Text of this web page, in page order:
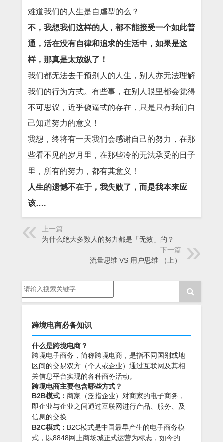
难道我们的人生是自虐型的么？
不，我想我们这样的人，都不能接受一个如此普
通，活在没有自律和追求的生活中，如果是这
样，那真是太放纵了！
我们都无法去干预别人的人生，别人亦无法理解
我们的行为方式。有些事，在别人眼里都会觉得
不可思议，近乎傻逼式的存在，只是只有我们自
己知道努力的意义！
我想，终将有一天我们会感谢自己的努力，在那
些看不见的岁月里，在那些冷的无法承受的日子
里，所有的努力，都有其意义！
人生的遗憾不在于，我失败了，而是我本来应
该….
上一篇
为什么绝大多数人的努力都是「无效」的？
下一篇
流量思维 VS 用户思维 （上）
跨境电商必备知识
什么是跨境电商？
跨境电子商务，简称跨境电商，是指不同国别或地
区间的交易双方（个人或企业）通过互联网及其相
关信息平台实现的各种商务活动。
跨境电商主要包含哪些方式？
B2B模式： 商家（泛指企业）对商家的电子商务，
即企业与企业之间通过互联网进行产品、服务、及
信息的交换
B2C模式： B2C模式是中国最早产生的电子商务模
式，以8848网上商场城正式运营为标志，如今的